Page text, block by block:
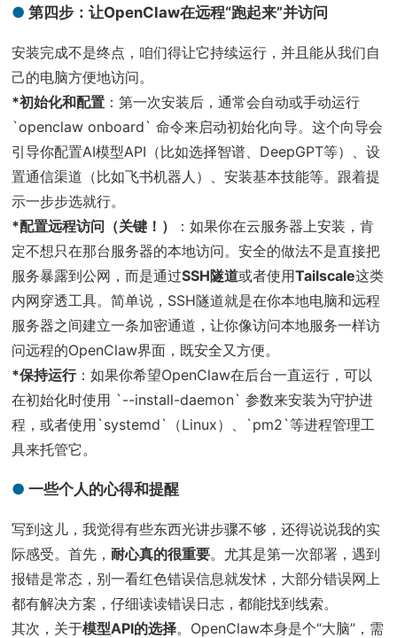
第四步：让OpenClaw在远程“跑起来”并访问
安装完成不是终点，咱们得让它持续运行，并且能从我们自
己的电脑方便地访问。
*初始化和配置 ：第一次安装后，通常会自动或手动运行
`openclaw onboard` 命令来启动初始化向导。这个向导会
引导你配置AI模型API（比如选择智谱、DeepGPT等）、设
置通信渠道（比如飞书机器人）、安装基本技能等。跟着提
示一步步选就行。
*配置远程访问（关键！）
：如果你在云服务器上安装，肯
定不想只在那台服务器的本地访问。安全的做法不是直接把
服务暴露到公网，而是通过SSH隧道或者使用Tailscale这类
内网穿透工具。简单说，SSH隧道就是在你本地电脑和远程
服务器之间建立一条加密通道，让你像访问本地服务一样访
问远程的OpenClaw界面，既安全又方便。
*保持运行：如果你希望OpenClaw在后台一直运行，可以
在初始化时使用 `--install-daemon` 参数来安装为守护进
程，或者使用`systemd`（Linux）、`pm2`等进程管理工
具来托管它。
一些个人的心得和提醒
写到这儿，我觉得有些东西光讲步骤不够，还得说说我的实
际感受。首先，耐心真的很重要。尤其是第一次部署，遇到
报错是常态，别一看红色错误信息就发怵，大部分错误网上
都有解决方案，仔细读读错误日志，都能找到线索。
其次，关于模型API的选择。OpenClaw本身是个“大脑”，需